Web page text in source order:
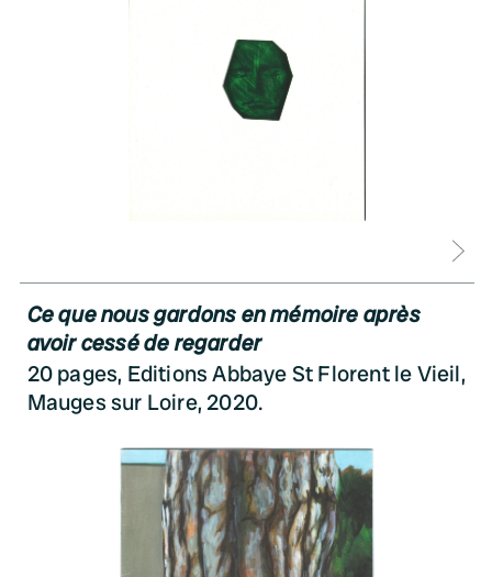
Ce que nous gardons en mémoire après
avoir cessé de regarder
20 pages, Editions Abbaye St Florent le Vieil,
Mauges sur Loire, 2020.